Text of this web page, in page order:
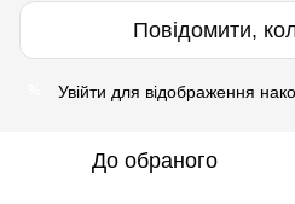
Повідомити,
Увійти для відображення
До обраного